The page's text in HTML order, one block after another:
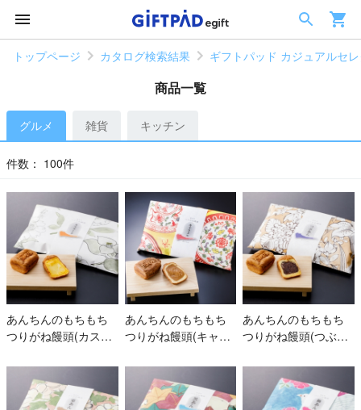
トップページ カタログ検索結果 ギフトパッド カジュアルセ
商品一覧
グルメ 雑貨 キッチン
件数： 100件
あんちんのもちもち
つりがね饅頭(カスタ
あんちんのもちもち
つりがね饅頭(キャラ
あんちんのもちもち
つりがね饅頭(つぶあ